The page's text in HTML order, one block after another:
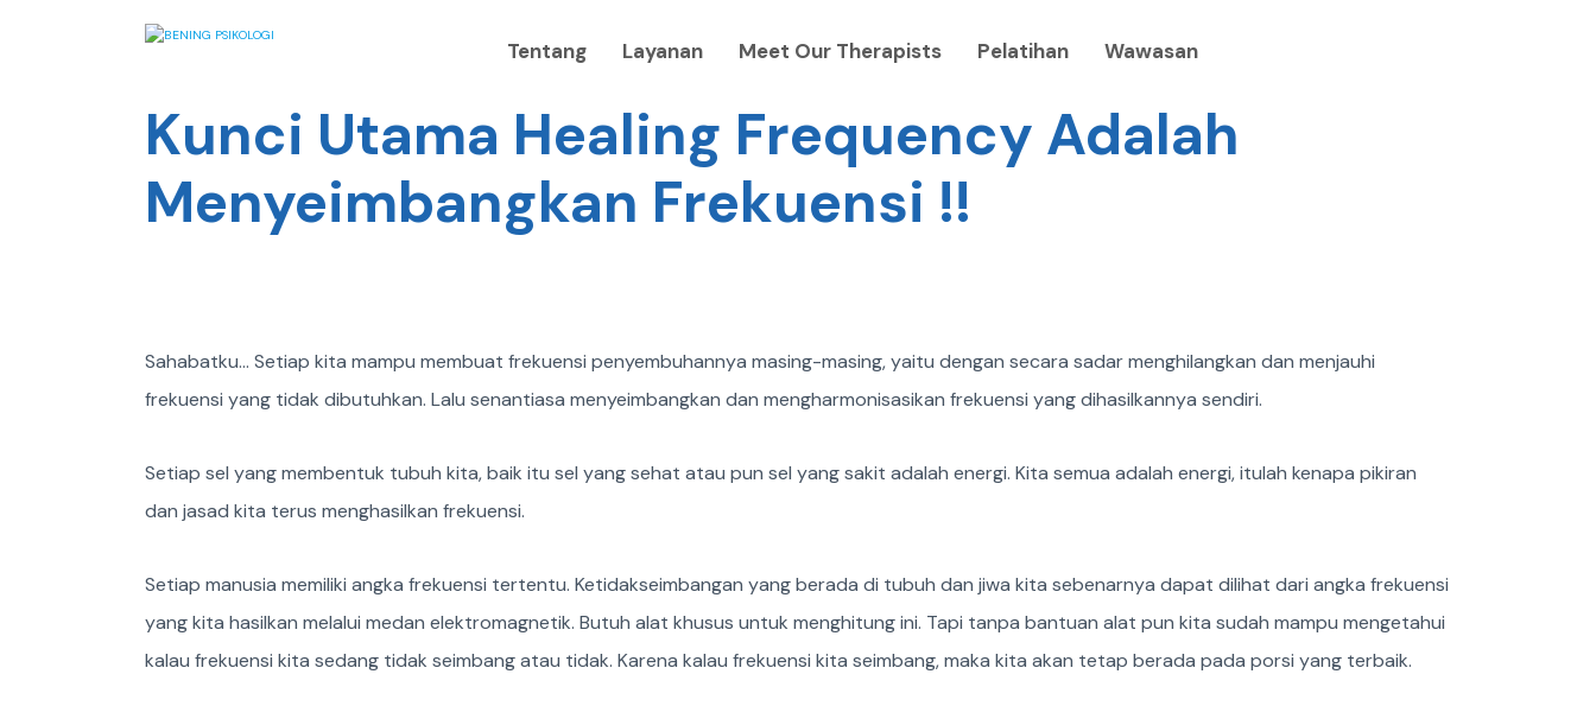
Tentang Layanan Meet Our Therapists Pelatihan Wawasan
Kunci Utama Healing Frequency Adalah
Menyeimbangkan Frekuensi !!
Sahabatku… Setiap kita mampu membuat frekuensi penyembuhannya masing-masing, yaitu dengan secara sadar menghilangkan dan menjauhi
frekuensi yang tidak dibutuhkan. Lalu senantiasa menyeimbangkan dan mengharmonisasikan frekuensi yang dihasilkannya sendiri.
Setiap sel yang membentuk tubuh kita, baik itu sel yang sehat atau pun sel yang sakit adalah energi. Kita semua adalah energi, itulah kenapa pikiran
dan jasad kita terus menghasilkan frekuensi.
Setiap manusia memiliki angka frekuensi tertentu. Ketidakseimbangan yang berada di tubuh dan jiwa kita sebenarnya dapat dilihat dari angka frekuensi
yang kita hasilkan melalui medan elektromagnetik. Butuh alat khusus untuk menghitung ini. Tapi tanpa bantuan alat pun kita sudah mampu mengetahui
kalau frekuensi kita sedang tidak seimbang atau tidak. Karena kalau frekuensi kita seimbang, maka kita akan tetap berada pada porsi yang terbaik.